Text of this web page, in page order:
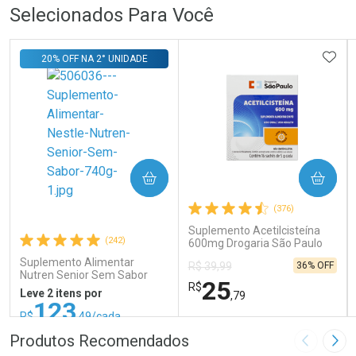
Selecionados Para Você
(242)
Suplemento Alimentar
Nutren Senior Sem Sabor
740g
20% OFF NA 2° UNIDADE
Leve 2 itens por
R$123,49/cada
COMPRAR
FECHAR
FECHAR
(376)
Suplemento Acetilcisteína
600mg Drogaria São Paulo
R$ 39,99
R$25,79
36% OFF
COMPRAR
Produtos Recomendados Imagem